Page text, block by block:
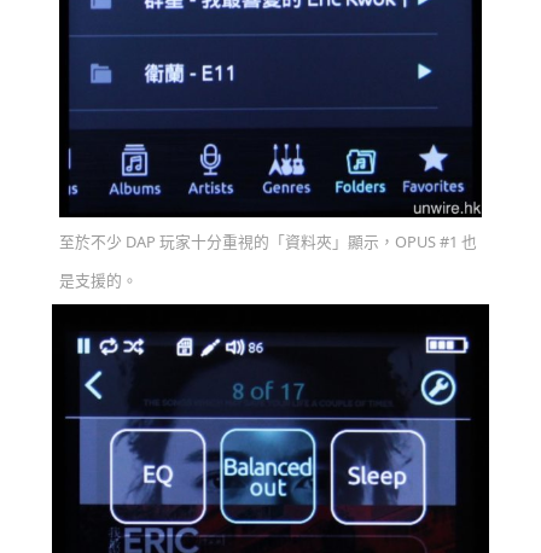
至於不少 DAP 玩家十分重視的「資料夾」顯示，OPUS #1 也
是支援的。